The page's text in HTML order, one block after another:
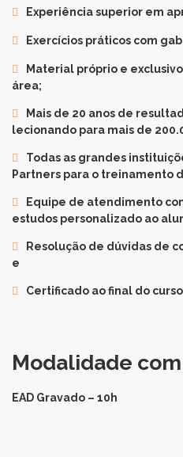
Experiência superior em
Exercícios práticos com
Material próprio e
área;
Mais de 20 anos de
lecionando para mais de
Todas as grandes
Partners para o treinamento
Equipe de atendimento
estudos personalizado ao
Resolução de dúvidas de
e
Certificado ao final do
Modalidade
EAD Gravado – 10h